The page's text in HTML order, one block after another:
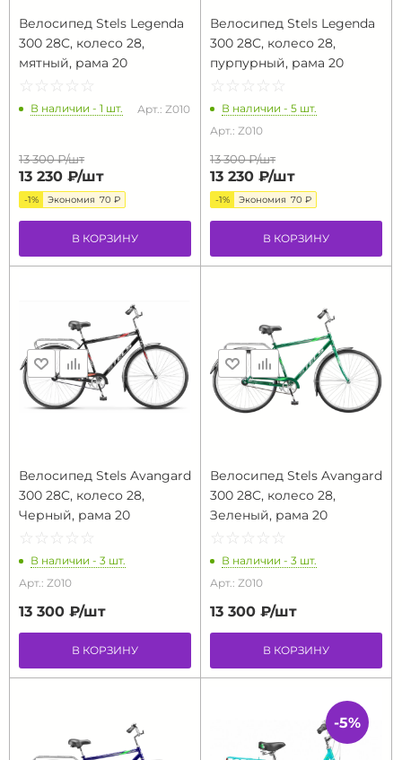
Велосипед Stels Legenda
300 28C, колесо 28,
мятный, рама 20
☆ ☆ ☆ ☆ ☆
★ ★ ★ ★ ★
В наличии - 1 шт. Арт.: Z010
13 300 ₽/шт
13 230 ₽/шт
-1% Экономия 70 ₽
В КОРЗИНУ
Велосипед Stels Legenda
300 28C, колесо 28,
пурпурный, рама 20
☆ ☆ ☆ ☆ ☆
★ ★ ★ ★ ★
В наличии - 5 шт.
Арт.: Z010
13 300 ₽/шт
13 230 ₽/шт
-1% Экономия 70 ₽
В КОРЗИНУ
Велосипед Stels Avangard
300 28C, колесо 28,
Черный, рама 20
☆ ☆ ☆ ☆ ☆
★ ★ ★ ★ ★
В наличии - 3 шт.
Арт.: Z010
13 300 ₽/шт
В КОРЗИНУ
Велосипед Stels Avangard
300 28C, колесо 28,
Зеленый, рама 20
☆ ☆ ☆ ☆ ☆
★ ★ ★ ★ ★
В наличии - 3 шт.
Арт.: Z010
13 300 ₽/шт
В КОРЗИНУ
-5%